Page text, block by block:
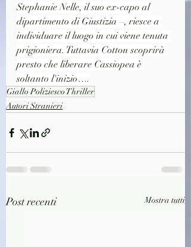
Stephanie Nelle, il suo ex-capo al
dipartimento di Giustizia –, riesce a
individuare il luogo in cui viene tenuta
prigioniera. Tuttavia Cotton scoprirà
presto che liberare Cassiopea è
soltanto l'inizio….
Giallo Poliziesco Thriller
Autori Stranieri
Post recenti Mostra tutti